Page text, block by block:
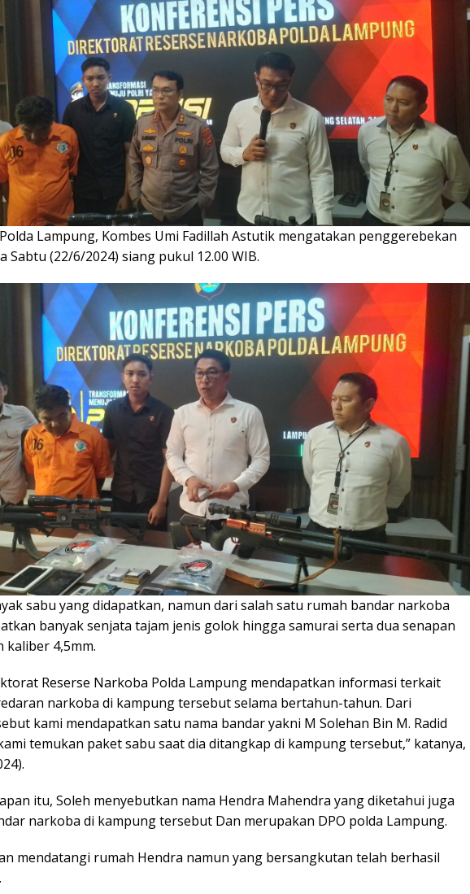
Lampung, Kombes Umi Fadillah Astutik mengatakan penggerebekan
Sabtu (22/6/2024) siang pukul 12.00 WIB.
sabu yang didapatkan, namun dari salah satu rumah bandar narkoba
banyak senjata tajam jenis golok hingga samurai serta dua senapan
kaliber 4,5mm.
Reserse Narkoba Polda Lampung mendapatkan informasi terkait
narkoba di kampung tersebut selama bertahun-tahun. Dari
kami mendapatkan satu nama bandar yakni M Solehan Bin M. Radid
temukan paket sabu saat dia ditangkap di kampung tersebut,” katanya,
itu, Soleh menyebutkan nama Hendra Mahendra yang diketahui juga
narkoba di kampung tersebut Dan merupakan DPO polda Lampung.
mendatangi rumah Hendra namun yang bersangkutan telah berhasil